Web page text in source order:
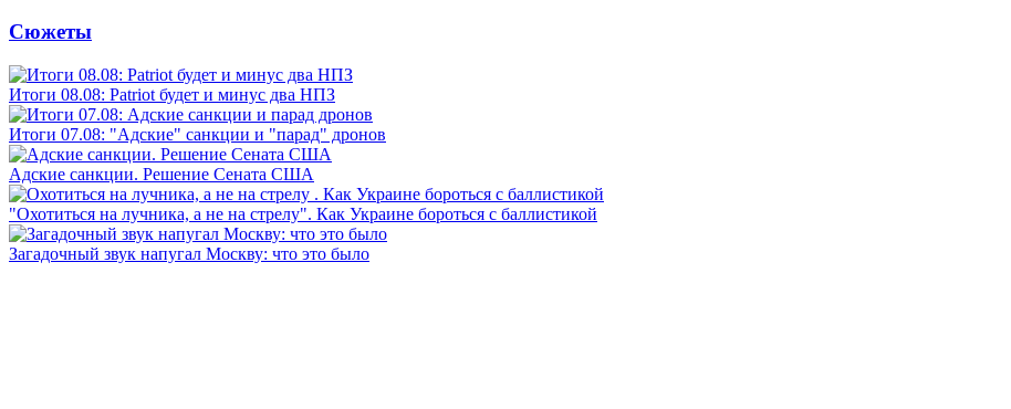
Сюжеты
Итоги 08.08: Patriot будет и минус два НПЗ
Итоги 07.08: "Адские" санкции и "парад" дронов
Адские санкции. Решение Сената США
"Охотиться на лучника, а не на стрелу". Как Украине бороться с баллистикой
Загадочный звук напугал Москву: что это было